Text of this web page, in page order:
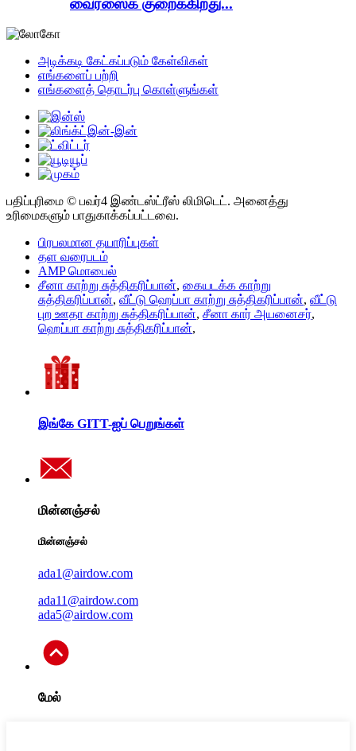
வைரஸைக் குறைக்கிறது...
அடிக்கடி கேட்கப்படும் கேள்விகள்
எங்களைப் பற்றி
எங்களைத் தொடர்பு கொள்ளுங்கள்
பதிப்புரிமை © பவர்4 இண்டஸ்ட்ரீஸ் லிமிடெட். அனைத்து
உரிமைகளும் பாதுகாக்கப்பட்டவை.
பிரபலமான தயாரிப்புகள்
தள வரைபடம்
AMP மொபைல்
சீனா காற்று சுத்திகரிப்பான், கையடக்க காற்று
சுத்திகரிப்பான், வீட்டு ஹெப்பா காற்று சுத்திகரிப்பான், வீட்டு
புற ஊதா காற்று சுத்திகரிப்பான், சீனா கார் அயனைசர்,
ஹெப்பா காற்று சுத்திகரிப்பான்,
இங்கே GITT-ஐப் பெறுங்கள்
மின்னஞ்சல்
மின்னஞ்சல்
ada1@airdow.com
ada11@airdow.com
ada5@airdow.com
மேல்